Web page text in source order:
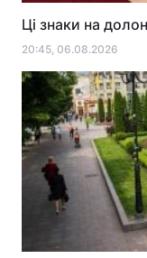
Ці знаки на
20:45, 06.08.2026